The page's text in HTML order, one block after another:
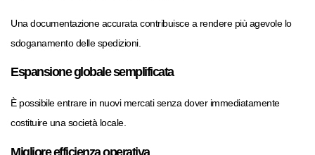
Una documentazione accurata contribuisce a rendere più agevole lo
sdoganamento delle spedizioni.
Espansione globale semplificata
È possibile entrare in nuovi mercati senza dover immediatamente
costituire una società locale.
Migliore efficienza operativa